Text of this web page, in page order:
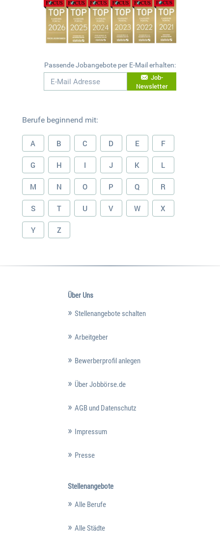
Passende Jobangebote per E-Mail erhalten:
Job-
Newsletter
Berufe beginnend mit:
A B C D E F
G H I J K L
M N O P Q R
S T U V W X
Y Z
Über Uns
Stellenangebote schalten
Arbeitgeber
Bewerberprofil anlegen
Über Jobbörse.de
AGB und Datenschutz
Impressum
Presse
Stellenangebote
Alle Berufe
Alle Städte